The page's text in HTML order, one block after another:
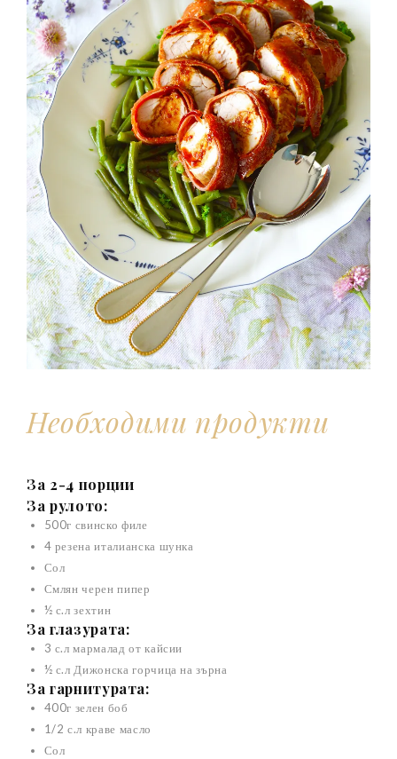
Необходими продукти
За 2-4 порции
За рулото:
500г свинско филе
4 резена италианска шунка
Сол
Смлян черен пипер
½ с.л зехтин
За глазурата:
3 с.л мармалад от кайсии
½ с.л Дижонска горчица на зърна
За гарнитурата:
400г зелен боб
1/2 с.л краве масло
Сол